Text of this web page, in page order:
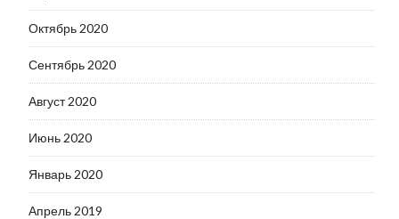
Октябрь 2020
Сентябрь 2020
Август 2020
Июнь 2020
Январь 2020
Апрель 2019